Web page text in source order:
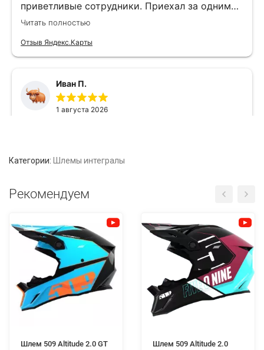
Категории: Шлемы интегралы
Рекомендуем
Шлем 509 Altitude 2.0 GT
Шлем 509 Altitude 2.0